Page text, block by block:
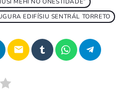
MEHI NO ONESTIDADE”
EDIFÍSIU SENTRÁL TORRETO
email